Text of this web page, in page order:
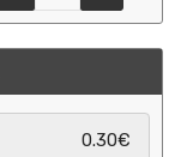
0.30€